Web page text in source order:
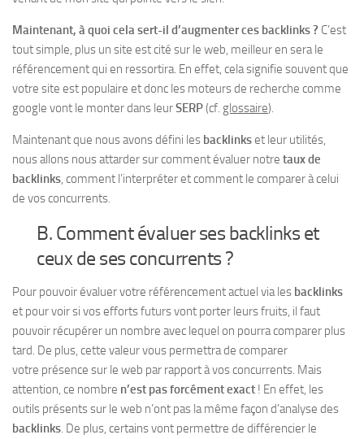
Maintenant, à quoi cela sert-il d’augmenter ces backlinks ? C’est
tout simple, plus un site est cité sur le web, meilleur en sera le
référencement qui en ressortira. En effet, cela signifie souvent que
votre site est populaire et donc les moteurs de recherche comme
google vont le monter dans leurSERP(cf. glossaire).
Maintenant que nous avons défini les backlinkset leur utilités,
nous allons nous attarder sur comment évaluer notre taux de
backlinks, comment l’interpréter et comment le comparer à celui
de vos concurrents.
B. Comment évaluer ses backlinks et
ceux de ses concurrents ?
Pour pouvoir évaluer votre référencement actuel via les backlinks
et pour voir si vos efforts futurs vont porter leurs fruits, il faut
pouvoir récupérer un nombre avec lequel on pourra comparer plus
tard. De plus, cette valeur vous permettra de comparer
votre présence sur le web par rapport à vos concurrents. Mais
attention, ce nombre n’est pas forcément exact ! En effet, les
outils présents sur le web n’ont pas la même façon d’analyse des
backlinks. De plus, certains vont permettre de différencier le